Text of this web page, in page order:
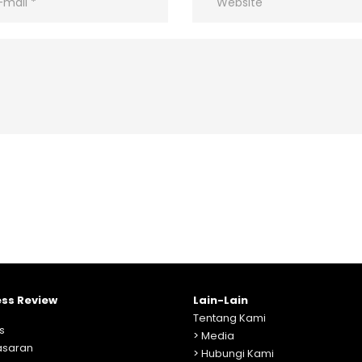
Review
Lain-Lain
Tentang Kami
> Media
> Hubungi Kami